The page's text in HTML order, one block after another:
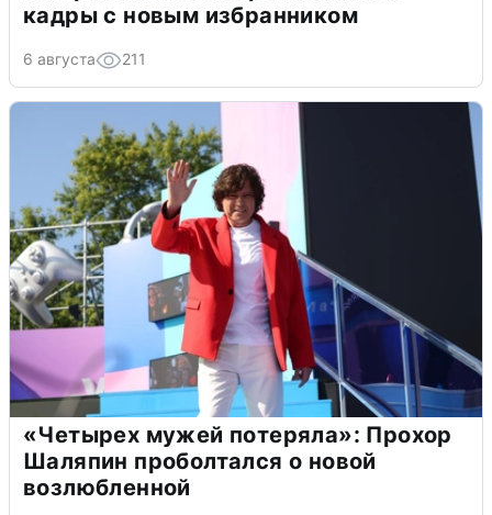
кадры с новым избранником
6 августа 211
«Четырех мужей потеряла»: Прохор
Шаляпин проболтался о новой
возлюбленной